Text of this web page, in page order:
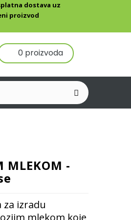
0 proizvoda
MLEKOM -
za izradu